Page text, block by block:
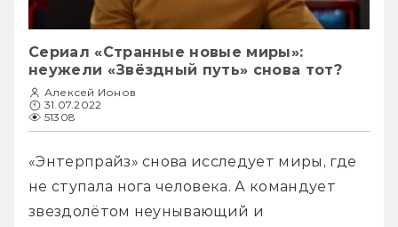
Сериал «Странные новые миры»:
неужели «Звёздный путь» снова тот?
Алексей Ионов
31.07.2022
51308
«Энтерпрайз» снова исследует миры, где
не ступала нога человека. А командует
звездолётом неунывающий и